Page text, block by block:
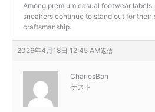
Among premium casual footwear labels,
sneakers continue to stand out for
craftsmanship.
2026年4月18日 12:45 AM返信
CharlesBon
ゲスト